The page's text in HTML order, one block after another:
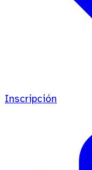
Inscripción